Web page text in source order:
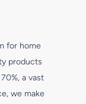
for home
products
a vast
we make